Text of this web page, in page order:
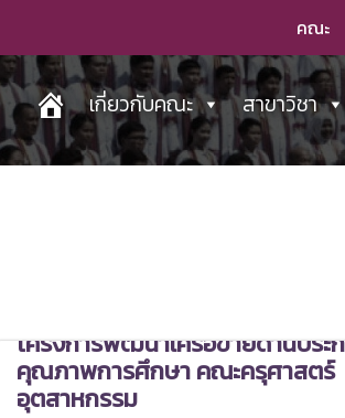
คณะ
เกี่ยวกับคณะ สาขาวิชา
โครงการพัฒนาเครือข่ายด้านประ
คุณภาพการศึกษา คณะครุศาสตร์
อุตสาหกรรม